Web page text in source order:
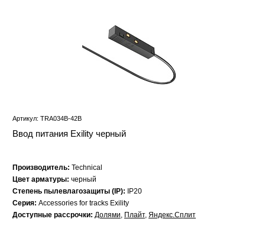
Артикул: TRA034B-42B
Ввод питания Exility черный
Производитель: Technical
Цвет арматуры: черный
Степень пылевлагозащиты (IP):
IP20
Серия: Accessories for tracks Exility
Доступные рассрочки: Долями, Плайт, Яндекс.Сплит